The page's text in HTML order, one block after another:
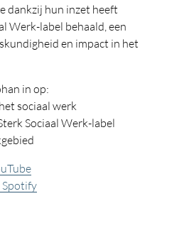
dankzij hun inzet heeft
Werk-label behaald, een
en impact in het
in op:
sociaal werk
Sociaal Werk-label
Spotify